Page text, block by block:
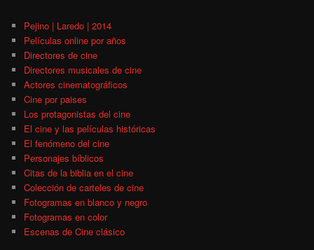
Pejino | Laredo | 2014
Películas online por años
Directores de cine
Directores musicales de cine
Actores cinematográficos
Cine por paises
Los protagonistas del cine
El cine y las películas históricas
El fenómeno del cine
Personajes bíblicos
Citas de la biblia en el cine
Colección de carteles de cine
Fotogramas en blanco y negro
Fotogramas en color
Escenas de Cine clásico